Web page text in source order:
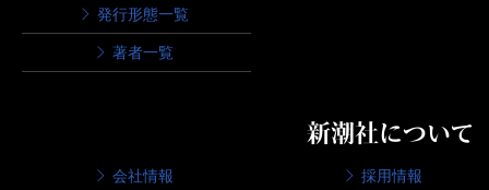
発行形態一覧
著者一覧
新潮社について
会社情報 採用情報